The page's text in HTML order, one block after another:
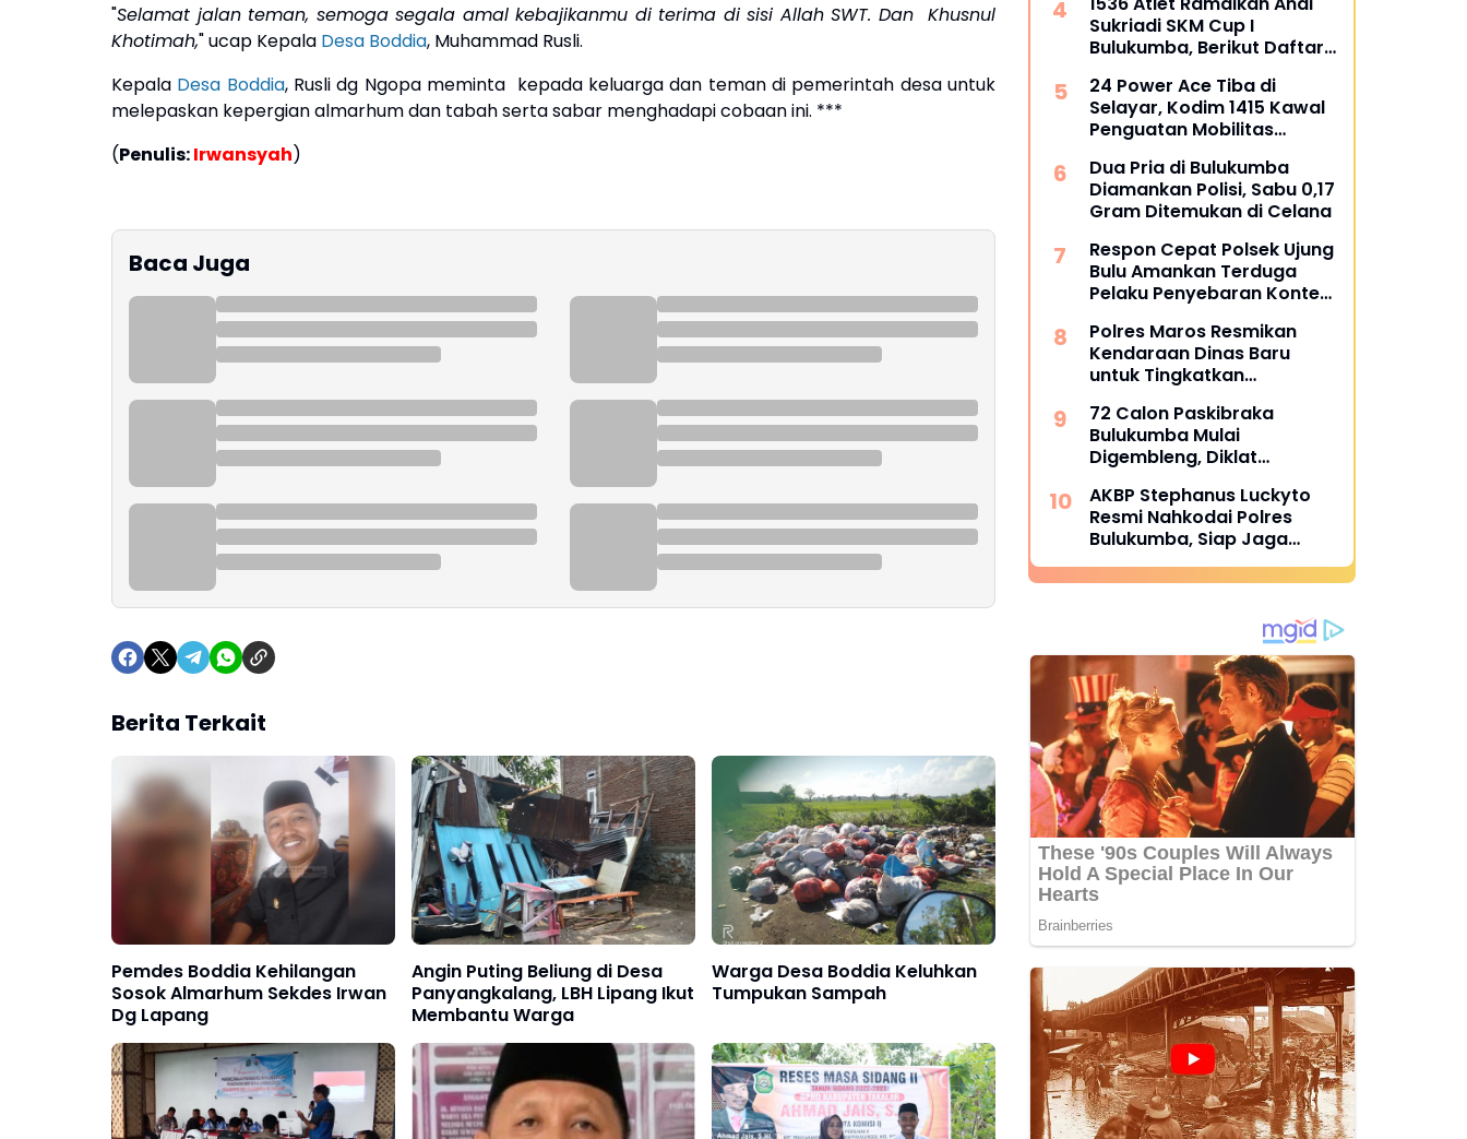
"Selamat jalan teman, semoga segala amal kebajikanmu di terima di sisi Allah SWT. Dan Khusnul
Khotimah," ucap Kepala Desa Boddia, Muhammad Rusli.
Kepala Desa Boddia, Rusli dg Ngopa meminta kepada keluarga dan teman di pemerintah desa untuk
melepaskan kepergian almarhum dan tabah serta sabar menghadapi cobaan ini. ***
(Penulis:Irwansyah)
Baca Juga
Berita Terkait
Pemdes Boddia Kehilangan
Sosok Almarhum Sekdes Irwan
Dg Lapang
Angin Puting Beliung di Desa
Panyangkalang, LBH Lipang Ikut
Membantu Warga
Warga Desa Boddia Keluhkan
Tumpukan Sampah
terhadap Organisasi
Sukriadi SKM Cup I
Bulukumba, Berikut Daftar
24 Power Ace Tiba di
Selayar, Kodim 1415 Kawal
Penguatan Mobilitas
Dua Pria di Bulukumba
Diamankan Polisi, Sabu 0,17
Gram Ditemukan di Celana
Respon Cepat Polsek Ujung
Bulu Amankan Terduga
Pelaku Penyebaran Konten
Polres Maros Resmikan
Kendaraan Dinas Baru
untuk Tingkatkan
72 Calon Paskibraka
Bulukumba Mulai
Digembleng, Diklat
AKBP Stephanus Luckyto
Resmi Nahkodai Polres
Bulukumba, Siap Jaga
Kondusivitas Wilayah